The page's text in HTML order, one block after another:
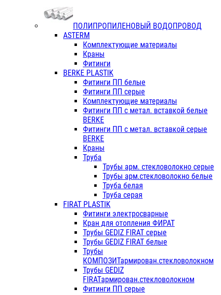
ПОЛИПРОПИЛЕНОВЫЙ ВОДОПРОВОД
ASTERM
Комплектующие материалы
Краны
Фитинги
BERKE PLASTIK
Фитинги ПП белые
Фитинги ПП серые
Комплектующие материалы
Фитинги ПП с метал. вставкой белые
BERKE
Фитинги ПП с метал. вставкой серые
BERKE
Краны
Труба
Трубы арм. стекловолокно серые
Трубы арм.стекловолокно белые
Труба белая
Труба серая
FIRAT PLASTIK
Фитинги электросварные
Кран для отопления ФИРАТ
Трубы GEDIZ FIRAT серые
Трубы GEDIZ FIRAT белые
Трубы
КОМПОЗИТармирован.стекловолокном
Трубы GEDIZ
FIRATармирован.стекловолокном
Фитинги ПП серые